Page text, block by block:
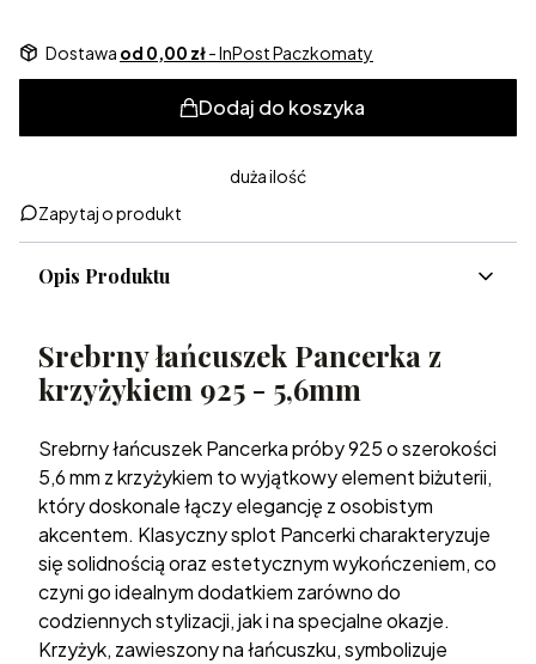
Dostawa od 0,00 zł- InPost Paczkomaty
Dodaj do koszyka
duża ilość
Zapytaj o produkt
Opis Produktu
Srebrny łańcuszek Pancerka z
krzyżykiem 925 - 5,6mm
Srebrny łańcuszek Pancerka próby 925 o szerokości
5,6 mm z krzyżykiem to wyjątkowy element biżuterii,
który doskonale łączy elegancję z osobistym
akcentem. Klasyczny splot Pancerki charakteryzuje
się solidnością oraz estetycznym wykończeniem, co
czyni go idealnym dodatkiem zarówno do
codziennych stylizacji, jak i na specjalne okazje.
Krzyżyk, zawieszony na łańcuszku, symbolizuje